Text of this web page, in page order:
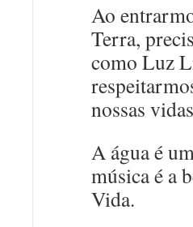
Ao
Terra,
como Luz
nossas
A água é
música é a
Vida.